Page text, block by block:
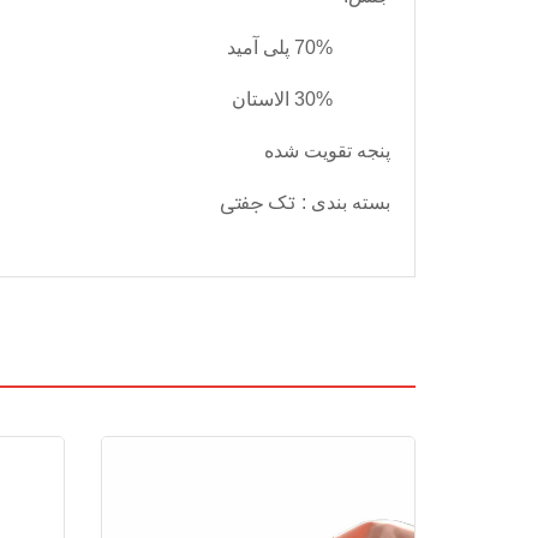
70% پلی آمید
30% الاستان
پنجه تقویت شده
بسته بندی : تک جفتی